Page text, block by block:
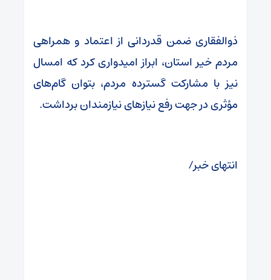
ذوالفقاری ضمن قدردانی از اعتماد و همراهی
مردم خیر استان، ابراز امیدواری کرد که امسال
نیز با مشارکت گسترده مردم، بتوان گام‌های
مؤثری در جهت رفع نیازهای نیازمندان برداشت.
انتهای خبر/